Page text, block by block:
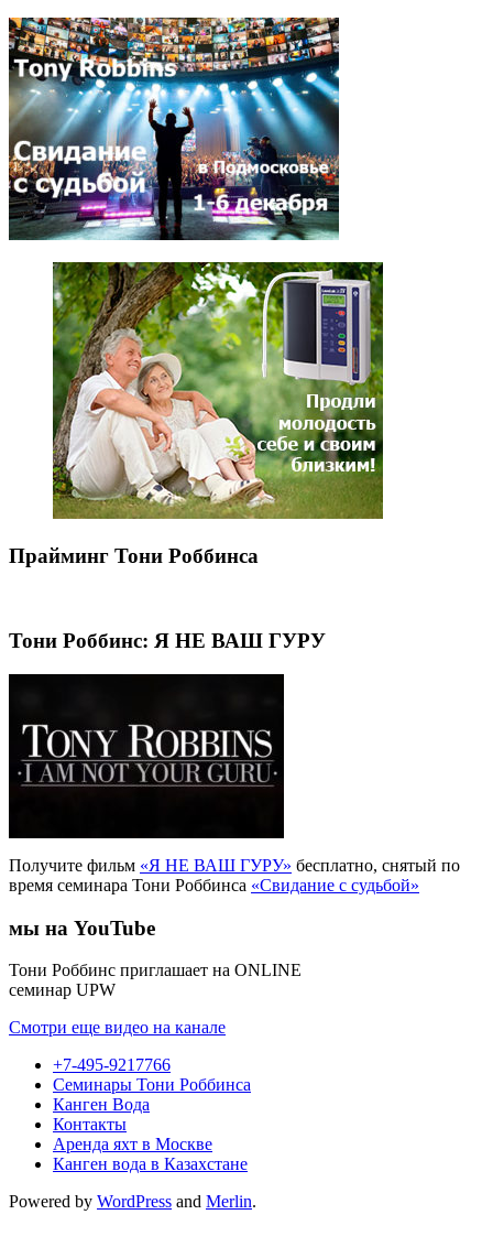
Прайминг Тони Роббинса
Тони Роббинс: Я НЕ ВАШ ГУРУ
Получите фильм «Я НЕ ВАШ ГУРУ» бесплатно, снятый по
время семинара Тони Роббинса «Свидание с судьбой»
мы на YouTube
Тони Роббинс приглашает на ONLINE
семинар UPW
Смотри еще видео на канале
+7-495-9217766
Семинары Тони Роббинса
Канген Вода
Контакты
Аренда яхт в Москве
Канген вода в Казахстане
Powered by WordPress and Merlin.